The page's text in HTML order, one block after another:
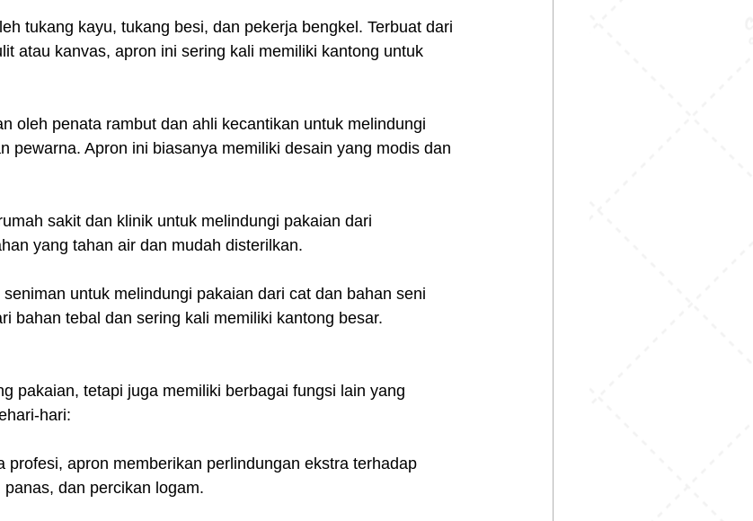
tukang kayu, tukang besi, dan pekerja bengkel. Terbuat dari
atau kanvas, apron ini sering kali memiliki kantong untuk
oleh penata rambut dan ahli kecantikan untuk melindungi
pewarna. Apron ini biasanya memiliki desain yang modis dan
sakit dan klinik untuk melindungi pakaian dari
yang tahan air dan mudah disterilkan.
untuk melindungi pakaian dari cat dan bahan seni
bahan tebal dan sering kali memiliki kantong besar.
pakaian, tetapi juga memiliki berbagai fungsi lain yang
hari:
profesi, apron memberikan perlindungan ekstra terhadap
dan percikan logam.